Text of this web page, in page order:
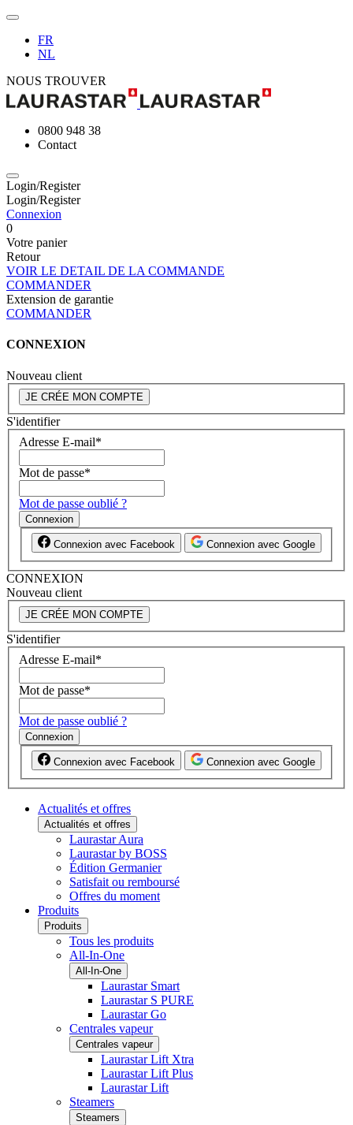
FR
NL
NOUS TROUVER
0800 948 38
Contact
Login/Register
Login/Register
Connexion
0
Votre panier
Retour
VOIR LE DETAIL DE LA COMMANDE
COMMANDER
Extension de garantie
COMMANDER
CONNEXION
Nouveau client
JE CRÉE MON COMPTE
S'identifier
Adresse E-mail*
Mot de passe*
Mot de passe oublié ?
Connexion
Connexion avec Facebook Connexion avec Google
CONNEXION
Nouveau client
JE CRÉE MON COMPTE
S'identifier
Adresse E-mail*
Mot de passe*
Mot de passe oublié ?
Connexion
Connexion avec Facebook Connexion avec Google
Actualités et offres
Actualités et offres
Laurastar Aura
Laurastar by BOSS
Édition Germanier
Satisfait ou remboursé
Offres du moment
Produits
Produits
Tous les produits
All-In-One
All-In-One
Laurastar Smart
Laurastar S PURE
Laurastar Go
Centrales vapeur
Centrales vapeur
Laurastar Lift Xtra
Laurastar Lift Plus
Laurastar Lift
Steamers
Steamers